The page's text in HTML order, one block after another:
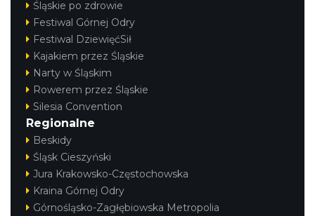
Śląskie po zdrowie
Festiwal Górnej Odry
Festiwal DziewięćSił
Kajakiem przez Śląskie
Narty w Śląskim
Rowerem przez Śląskie
Silesia Convention
Regionalne
Beskidy
Śląsk Cieszyński
Jura Krakowsko-Częstochowska
Kraina Górnej Odry
Górnośląsko-Zagłębiowska Metropolia